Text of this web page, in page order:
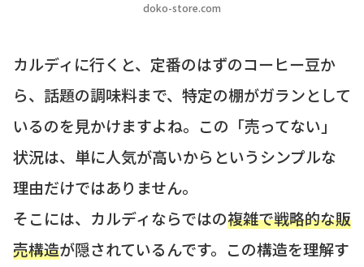
doko-store.com
カルディに行くと、定番のはずのコーヒー豆か
ら、話題の調味料まで、特定の棚がガランとして
いるのを見かけますよね。この「売ってない」
状況は、単に人気が高いからというシンプルな
理由だけではありません。
そこには、カルディならではの複雑で戦略的な販
売構造が隠されているんです。この構造を理解す